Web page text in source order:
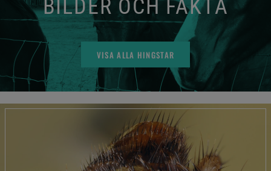
BILDER OCH FAKTA
VISA ALLA HINGSTAR